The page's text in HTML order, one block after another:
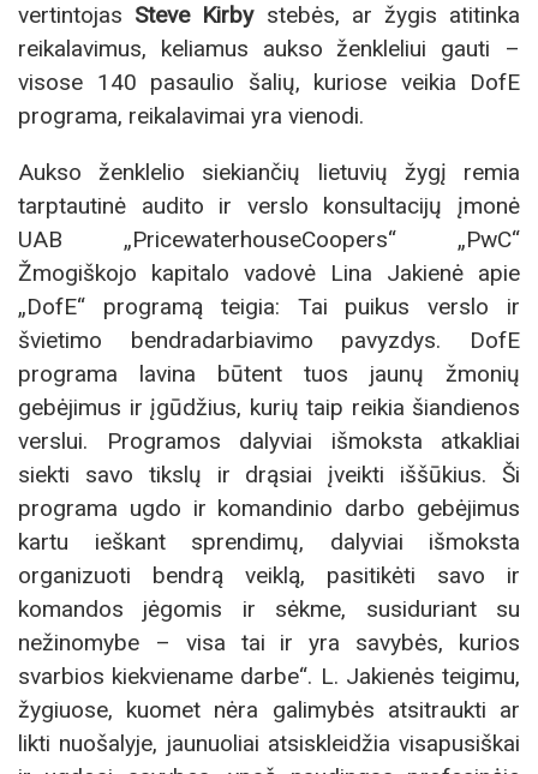
vertintojas Steve Kirby stebės, ar žygis atitinka
reikalavimus, keliamus aukso ženkleliui gauti –
visose 140 pasaulio šalių, kuriose veikia DofE
programa, reikalavimai yra vienodi.
Aukso ženklelio siekiančių lietuvių žygį remia
tarptautinė audito ir verslo konsultacijų įmonė
UAB „PricewaterhouseCoopers“ „PwC“
Žmogiškojo kapitalo vadovė Lina Jakienė apie
„DofE“ programą teigia: Tai puikus verslo ir
švietimo bendradarbiavimo pavyzdys. DofE
programa lavina būtent tuos jaunų žmonių
gebėjimus ir įgūdžius, kurių taip reikia šiandienos
verslui. Programos dalyviai išmoksta atkakliai
siekti savo tikslų ir drąsiai įveikti iššūkius. Ši
programa ugdo ir komandinio darbo gebėjimus
kartu ieškant sprendimų, dalyviai išmoksta
organizuoti bendrą veiklą, pasitikėti savo ir
komandos jėgomis ir sėkme, susiduriant su
nežinomybe – visa tai ir yra savybės, kurios
svarbios kiekviename darbe“. L. Jakienės teigimu,
žygiuose, kuomet nėra galimybės atsitraukti ar
likti nuošalyje, jaunuoliai atsiskleidžia visapusiškai